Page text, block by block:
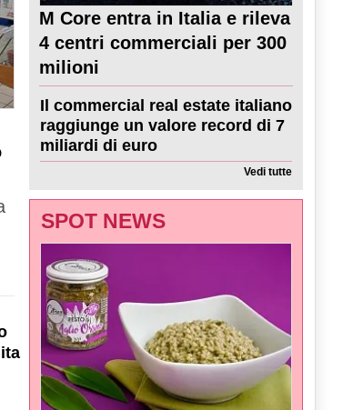
M Core entra in Italia e rileva
4 centri commerciali per 300
milioni
Il commercial real estate italiano
raggiunge un valore record di 7
miliardi di euro
Vedi tutte
SPOT NEWS